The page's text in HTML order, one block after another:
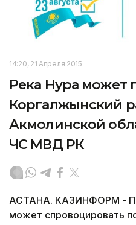
14:20, 21 Апреля 2015
Река Нура может
Коргалжынский
Акмолинской
ЧС МВД РК
АСТАНА. КАЗИНФОРМ -
может спровоцировать